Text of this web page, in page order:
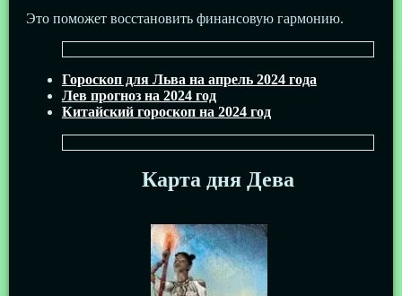
Это поможет восстановить финансовую гармонию.
Гороскоп для Льва на апрель 2024 года
Лев прогноз на 2024 год
Китайский гороскоп на 2024 год
Карта дня Дева